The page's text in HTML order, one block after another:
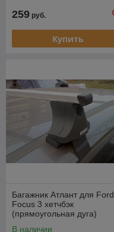
259 руб.
Купить
Багажник Атлант для Ford
Focus 3 хетчбэк
(прямоугольная дуга)
В наличии